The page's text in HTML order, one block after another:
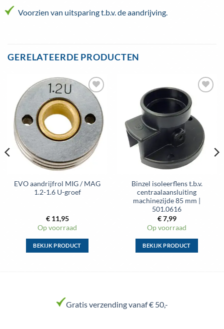
Voorzien van uitsparing t.b.v. de aandrijving.
GERELATEERDE PRODUCTEN
Toevoegen
wenslijst
EVO aandrijfrol MIG / MAG
1.2-1.6 U-groef
€11,95
Op voorraad
BEKIJK PRODUCT
variaties.
Deze
Toevoegen
wenslijst
Binzel isoleerflens t.b.v.
centraalaansluiting
machinezijde 85 mm |
501.0616
€7,99
Op voorraad
BEKIJK PRODUCT
Gratis verzending vanaf € 50,-